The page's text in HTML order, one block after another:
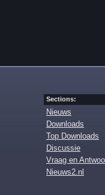
Sections:
Nieuws
Downloads
Top Downloads
Discussie
Vraag en
Nieuws2.nl